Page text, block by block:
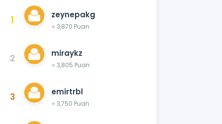
1 zeynepakg
⭐ 3,870 Puan
2 miraykz
⭐ 3,805 Puan
3 emirtrbl
⭐ 3,750 Puan